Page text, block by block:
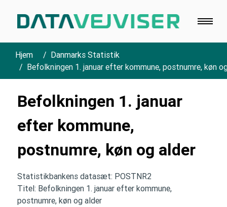
Hjem
Danmarks Statistik
Befolkningen 1. januar efter kommune, postnumre, køn
Befolkningen 1. januar
efter kommune,
postnumre, køn og alder
Statistikbankens datasæt: POSTNR2
Titel: Befolkningen 1. januar efter kommune,
postnumre, køn og alder